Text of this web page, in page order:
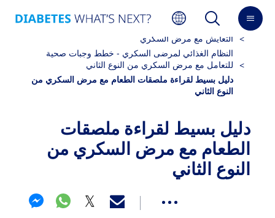
مرض السكري الذي تم تشخيصه حديثًا
التعايش مع مرض السكري
النظام الغذائي لمرضى السكري - خطط وجبات صحية
للتعامل مع مرض السكري من النوع الثاني
دليل بسيط لقراءة ملصقات الطعام مع مرض السكري من
النوع الثاني
دليل بسيط لقراءة ملصقات
الطعام مع مرض السكري من
النوع الثاني